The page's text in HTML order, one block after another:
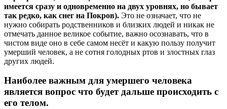
имеется сразу и одновременно на двух уровнях, но бывает
так редко, как снег на Покров). Это не означает, что не
нужно собирать родственников и близких людей и никак не
отмечать данное великое событие, важно осознавать, что в
чистом виде оно в себе самом несёт и какую пользу получит
умерший человек, а не сотня голодных ртов и злостных глаз
других людей.
Наиболее важным для умершего человека
является вопрос что будет дальше происходить с
его телом.